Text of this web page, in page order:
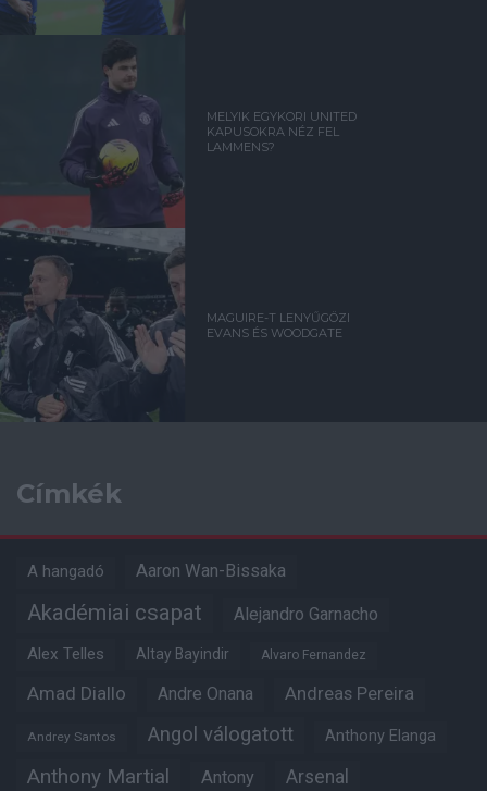
MELYIK EGYKORI UNITED
KAPUSOKRA NÉZ FEL
LAMMENS?
MAGUIRE-T LENYŰGÖZI
EVANS ÉS WOODGATE
Címkék
A hangadó Aaron Wan-Bissaka
Akadémiai csapat Alejandro Garnacho
Alex Telles Altay Bayindir Alvaro Fernandez
Amad Diallo Andre Onana Andreas Pereira
Andrey Santos Angol válogatott Anthony Elanga
Anthony Martial Antony Arsenal